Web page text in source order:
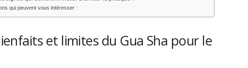
qui peuvent vous intéresser :
et limites du Gua Sha pour le